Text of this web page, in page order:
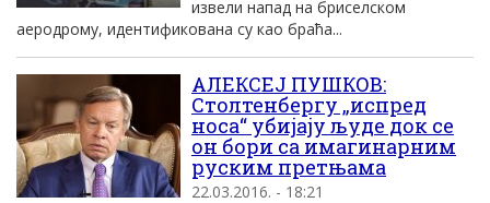
извели напад на бриселском
аеродрому, идентификована су као браћа...
АЛЕКСЕЈ ПУШКОВ:
Столтенбергу „испред
носа“ убијају људе док се
он бори са имагинарним
руским претњама
22.03.2016. - 18:21